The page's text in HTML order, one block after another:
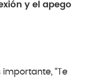
y el apego
“Te